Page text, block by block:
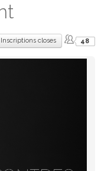
Inscriptions closes 48